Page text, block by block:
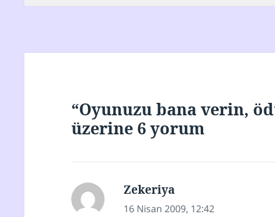
“Oyunuzu bana verin,
üzerine 6 yorum
Zekeriya
ki:
16 Nisan 2009, 12:42